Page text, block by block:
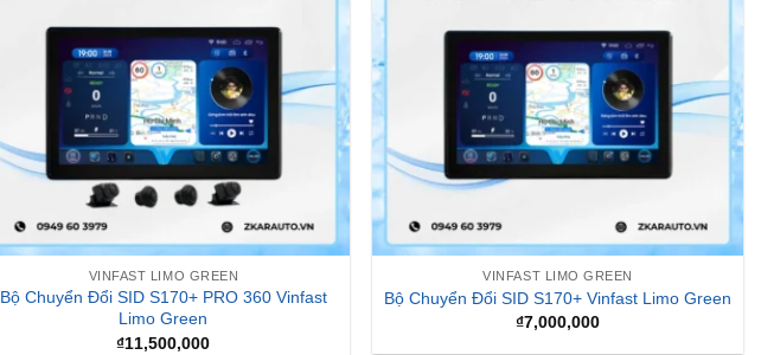
VINFAST LIMO GREEN
Bộ Chuyển Đổi SID S170+ PRO 360 Vinfast
Limo Green
₫11,500,000
VINFAST LIMO GREEN
Bộ Chuyển Đổi SID S170+ Vinfast Limo Green
₫7,000,000